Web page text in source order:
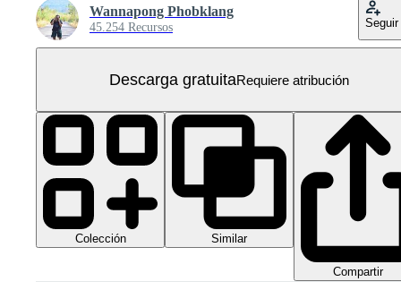
Wannapong Phobklang
45.254 Recursos Seguir
Descarga gratuitaRequiere atribución
Colección Similar
Compartir